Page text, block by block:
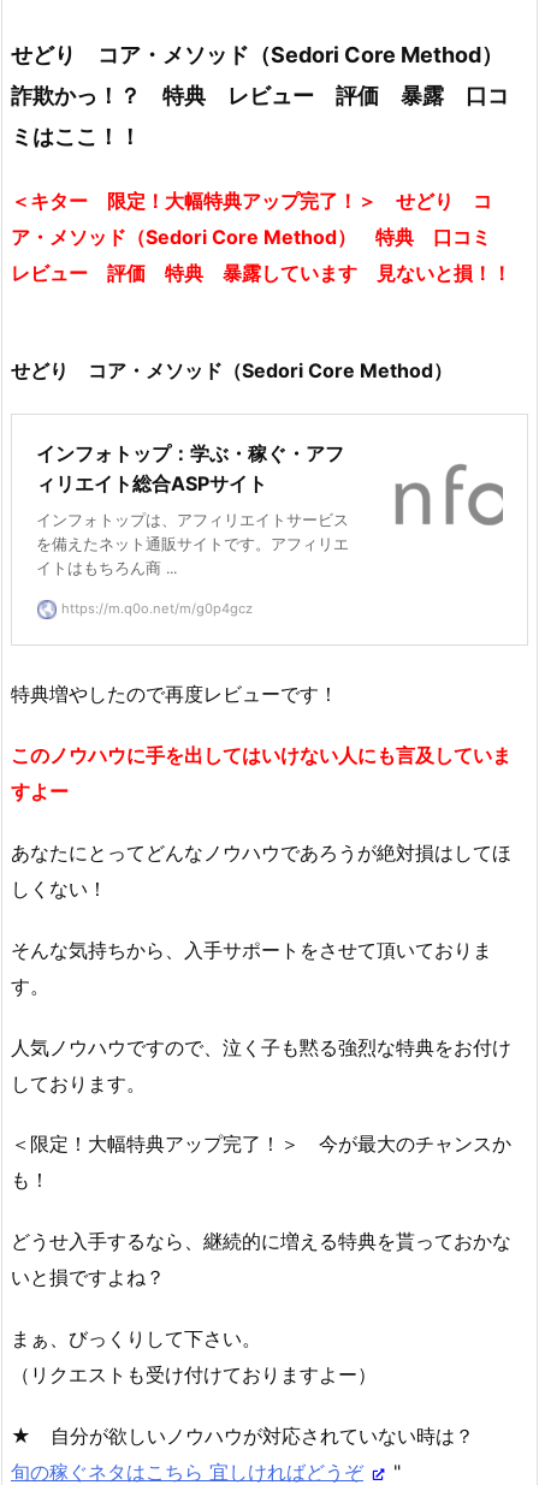
せどり コア・メソッド（Sedori Core Method）
詐欺かっ！？ 特典 レビュー 評価 暴露 口コ
ミはここ！！
＜キター 限定！大幅特典アップ完了！＞ せどり コ
ア・メソッド（Sedori Core Method） 特典 口コミ
レビュー 評価 特典 暴露しています 見ないと損！！
せどり コア・メソッド（Sedori Core Method）
インフォトップ：学ぶ・稼ぐ・アフ
ィリエイト総合ASPサイト
インフォトップは、アフィリエイトサービス
を備えたネット通販サイトです。アフィリエ
イトはもちろん商 ...
https://m.q0o.net/m/g0p4gcz
特典増やしたので再度レビューです！
このノウハウに手を出してはいけない人にも言及していま
すよー
あなたにとってどんなノウハウであろうが絶対損はしてほ
しくない！
そんな気持ちから、入手サポートをさせて頂いておりま
す。
人気ノウハウですので、泣く子も黙る強烈な特典をお付け
しております。
＜限定！大幅特典アップ完了！＞ 今が最大のチャンスか
も！
どうせ入手するなら、継続的に増える特典を貰っておかな
いと損ですよね？
まぁ、びっくりして下さい。
（リクエストも受け付けておりますよー）
★ 自分が欲しいノウハウが対応されていない時は？
旬の稼ぐネタはこちら 宜しければどうぞ
"